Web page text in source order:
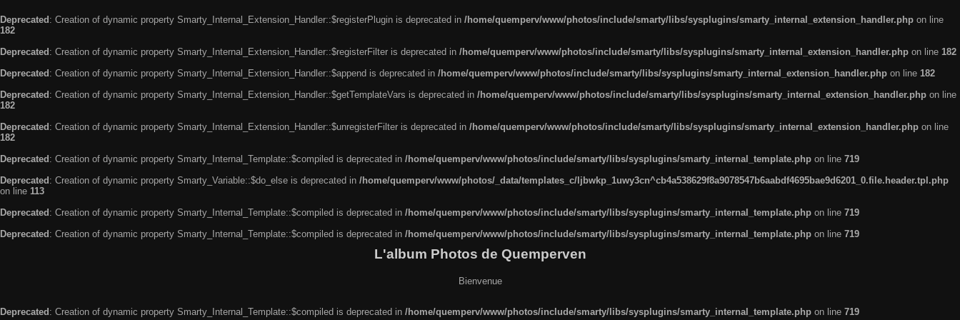
Deprecated : Creation of dynamic property Smarty_Internal_Extension_Handler::$registerPlugin is deprecated in /home/quemperv/www/photos/include/smarty/libs/sysplugins/smarty_internal_extension_handler.php on line
182
Deprecated : Creation of dynamic property Smarty_Internal_Extension_Handler::$registerFilter is deprecated in /home/quemperv/www/photos/include/smarty/libs/sysplugins/smarty_internal_extension_handler.php on line 182
Deprecated : Creation of dynamic property Smarty_Internal_Extension_Handler::$append is deprecated in /home/quemperv/www/photos/include/smarty/libs/sysplugins/smarty_internal_extension_handler.php on line 182
Deprecated : Creation of dynamic property Smarty_Internal_Extension_Handler::$getTemplateVars is deprecated in /home/quemperv/www/photos/include/smarty/libs/sysplugins/smarty_internal_extension_handler.php on line
182
Deprecated : Creation of dynamic property Smarty_Internal_Extension_Handler::$unregisterFilter is deprecated in /home/quemperv/www/photos/include/smarty/libs/sysplugins/smarty_internal_extension_handler.php on line
182
Deprecated : Creation of dynamic property Smarty_Internal_Template::$compiled is deprecated in /home/quemperv/www/photos/include/smarty/libs/sysplugins/smarty_internal_template.php on line 719
Deprecated : Creation of dynamic property Smarty_Variable::$do_else is deprecated in /home/quemperv/www/photos/_data/templates_c/ljbwkp_1uwy3cn^cb4a538629f8a9078547b6aabdf4695bae9d6201_0.file.header.tpl.php
on line 113
Deprecated : Creation of dynamic property Smarty_Internal_Template::$compiled is deprecated in /home/quemperv/www/photos/include/smarty/libs/sysplugins/smarty_internal_template.php on line 719
Deprecated : Creation of dynamic property Smarty_Internal_Template::$compiled is deprecated in /home/quemperv/www/photos/include/smarty/libs/sysplugins/smarty_internal_template.php on line 719
L'album Photos de Quemperven
Bienvenue
Deprecated: Creation of dynamic property Smarty_Internal_Template::$compiled is deprecated in /home/quemperv/www/photos/include/smarty/libs/sysplugins/smarty_internal_template.php on line 719